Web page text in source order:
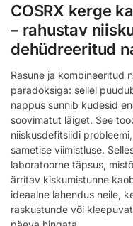
COSRX kerge
– rahustav
dehüdreeritud
Rasune ja kombineeritud
paradoksiga: sellel
nappus sunnib kudesid
soovimatut läiget. See
niiskusdefitsiidi
sametise viimistluse.
laboratoorne täpsus,
ärritav kiskumistunne
ideaalne lahendus neile,
raskustunde või